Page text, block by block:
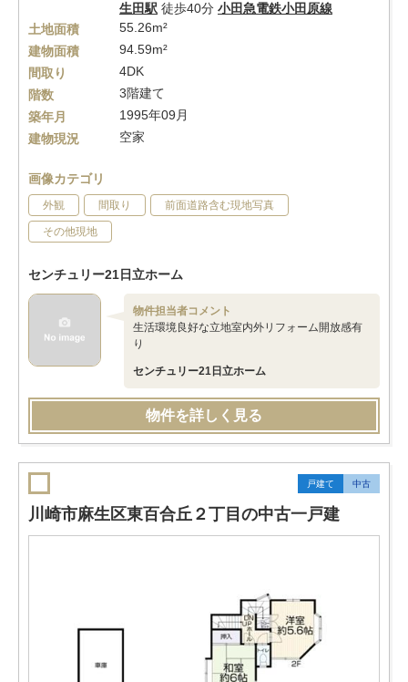
生田駅 徒歩40分 小田急電鉄小田原線
土地面積
55.26m²
建物面積
94.59m²
間取り
4DK
階数
3階建て
築年月
1995年09月
建物現況
空家
画像カテゴリ
外観 間取り 前面道路含む現地写真
その他現地
センチュリー21日立ホーム
物件担当者コメント
生活環境良好な立地室内外リフォーム開放感有
り
センチュリー21日立ホーム
物件を詳しく見る
戸建て 中古
川崎市麻生区東百合丘２丁目の中古一戸建